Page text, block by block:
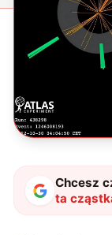
Chcesz
ta
Właśnie